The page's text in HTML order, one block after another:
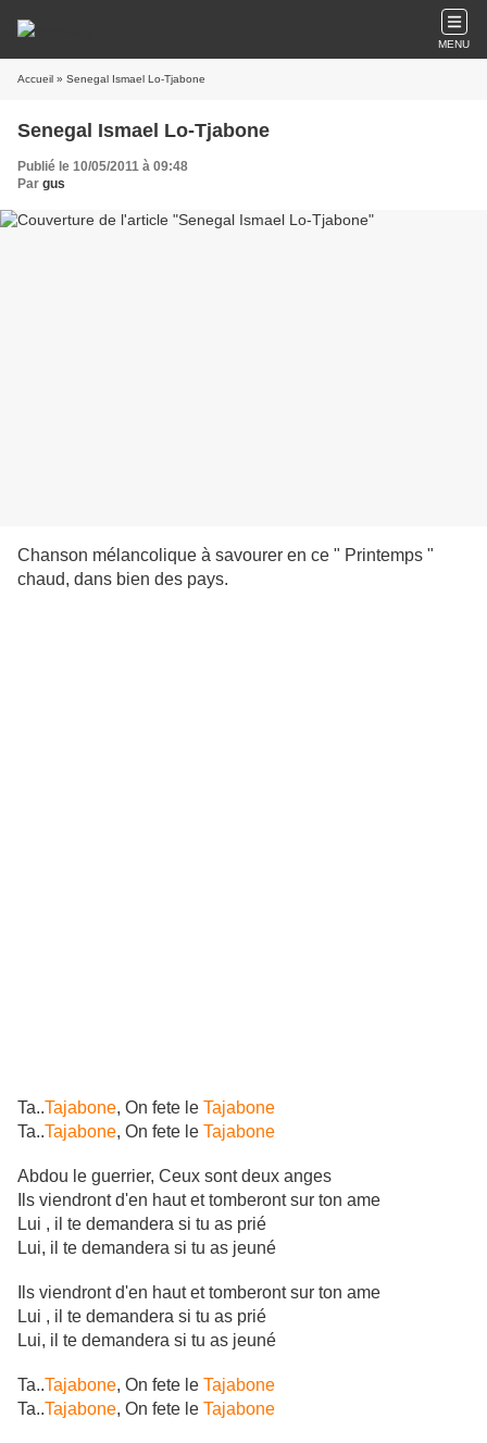
MENU
Accueil » Senegal Ismael Lo-Tjabone
Senegal Ismael Lo-Tjabone
Publié le 10/05/2011 à 09:48
Par gus
Chanson mélancolique à savourer en ce " Printemps "
chaud, dans bien des pays.
Ta..Tajabone, On fete le Tajabone
Ta..Tajabone, On fete le Tajabone
Abdou le guerrier, Ceux sont deux anges
Ils viendront d'en haut et tomberont sur ton ame
Lui , il te demandera si tu as prié
Lui, il te demandera si tu as jeuné
Ils viendront d'en haut et tomberont sur ton ame
Lui , il te demandera si tu as prié
Lui, il te demandera si tu as jeuné
Ta..Tajabone, On fete le Tajabone
Ta..Tajabone, On fete le Tajabone